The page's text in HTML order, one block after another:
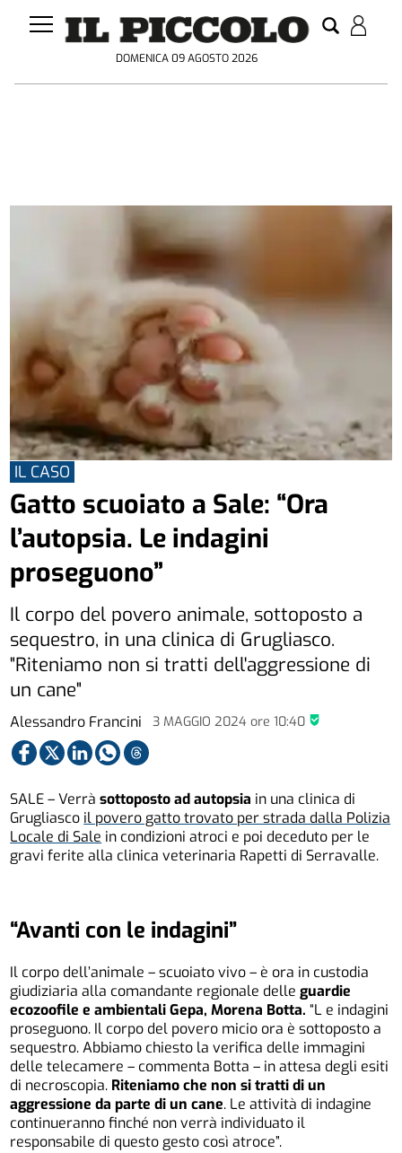
DOMENICA 09 AGOSTO 2026
Alessandro Francini 3 MAGGIO 2024ore 10:40
IL CASO
Gatto scuoiato a Sale: “Ora
l’autopsia. Le indagini
proseguono”
Il corpo del povero animale, sottoposto a
sequestro, in una clinica di Grugliasco.
"Riteniamo non si tratti dell'aggressione di
un cane"
SALE – Verràsottoposto ad autopsia in una clinica di
Grugliasco il povero gatto trovato per strada dalla Polizia
Locale di Sale in condizioni atroci e poi deceduto per le
gravi ferite alla clinica veterinaria Rapetti di Serravalle.
“Avanti con le indagini”
Il corpo dell’animale – scuoiato vivo – è ora in custodia
giudiziaria alla comandante regionale delleguardie
ecozoofile e ambientali Gepa, Morena Botta. “L e indagini
proseguono. Il corpo del povero micio ora è sottoposto a
sequestro. Abbiamo chiesto la verifica delle immagini
delle telecamere – commenta Botta – in attesa degli esiti
di necroscopia. Riteniamo che non si tratti di un
aggressione da parte di un cane. Le attività di indagine
continueranno finché non verrà individuato il
responsabile di questo gesto così atroce”.